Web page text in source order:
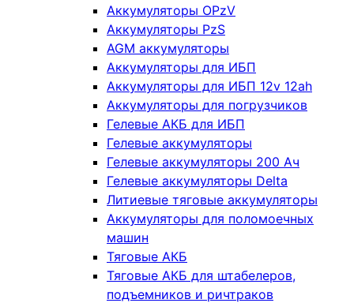
Аккумуляторы OPzV
Аккумуляторы PzS
AGM аккумуляторы
Аккумуляторы для ИБП
Аккумуляторы для ИБП 12v 12ah
Аккумуляторы для погрузчиков
Гелевые АКБ для ИБП
Гелевые аккумуляторы
Гелевые аккумуляторы 200 Ач
Гелевые аккумуляторы Delta
Литиевые тяговые аккумуляторы
Аккумуляторы для поломоечных
машин
Тяговые АКБ
Тяговые АКБ для штабелеров,
подъемников и ричтраков